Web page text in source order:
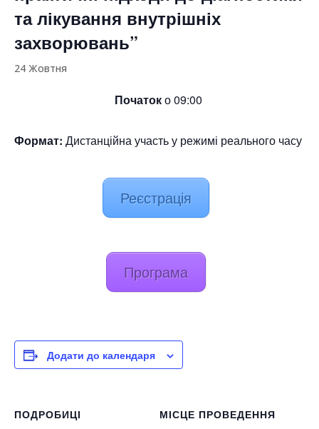
та лікування внутрішніх
захворювань”
24 Жовтня
Початоко 09:00
Формат: Дистанційна участь у режимі реального часу
Реєстрація
Програма
Додати до календаря
ПОДРОБИЦІ МІСЦЕ ПРОВЕДЕННЯ